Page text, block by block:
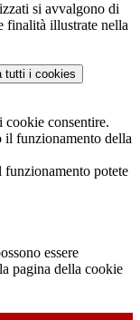
si avvalgono di
finalità illustrate nella
tutti i cookies
cookie consentire.
il funzionamento della
funzionamento potete
essere
pagina della cookie